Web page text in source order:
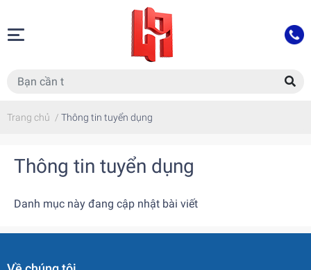
Trang chủ / Thông tin tuyển dụng
Thông tin tuyển dụng
Danh mục này đang cập nhật bài viết